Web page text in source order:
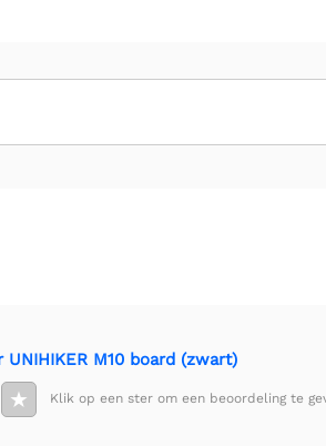
UNIHIKER M10 board (zwart)
★ Klik op een ster om een beoordeling te